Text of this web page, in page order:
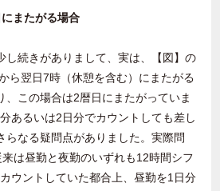
またがる場合
し続きがありまして、実は、【図】の
ら翌日7時（休憩を含む）にまたがる
、この場合は2暦日にまたがっていま
あるいは2日分でカウントしても差し
らなる疑問点がありました。実際問
は昼勤と夜勤のいずれも12時間シフ
ウントしていた都合上、昼勤を1日分